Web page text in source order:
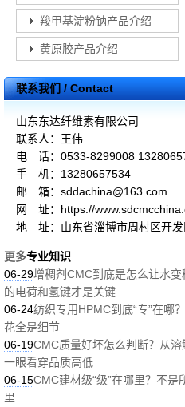
羧甲基淀粉钠产品介绍
黄原胶产品介绍
联系我们 / Contact
山东东达纤维素有限公司
联系人：王伟
电 话：0533-8299008
手 机：13280657534
邮 箱：sddachina@163.com
网 址：https://
地 址：山东省淄博市周村区开发
更多专业知识
06-29增稠剂CMC到底是怎么让水
的电荷和氢键才是关键
06-24纺织专用HPMC到底“专”在哪
花全是细节
06-19CMC质量好坏怎么判断？从
一眼看穿品质高低
06-15CMC建材级“级”在哪里？不
里